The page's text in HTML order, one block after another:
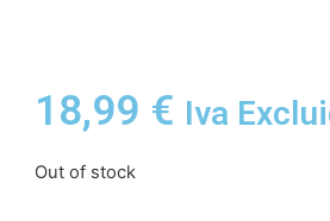
18,99 € Iva
Out of stock